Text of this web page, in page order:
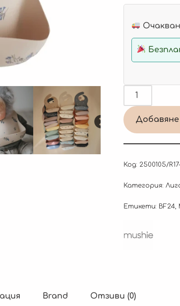
Добавяне
Код: 2500105/
Категория:
Етикети: BF24,
Brand Отзиви (0)